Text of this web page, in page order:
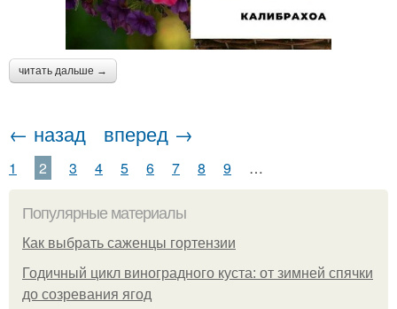
читать дальше →
← назад вперед →
1 2 3 4 5 6 7 8 9 …
Популярные материалы
Как выбрать саженцы гортензии
Годичный цикл виноградного куста: от зимней спячки
до созревания ягод